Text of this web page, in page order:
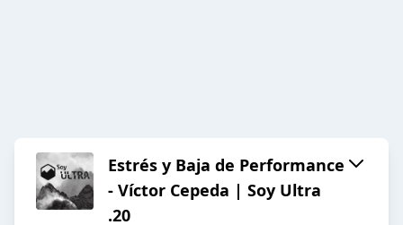
Estrés y Baja de Performance
- Víctor Cepeda | Soy Ultra
.20